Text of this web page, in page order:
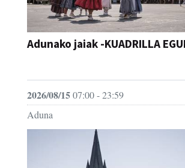
Adunako jaiak -KUADRILLA
2026/08/1507:00 - 23:59
Aduna